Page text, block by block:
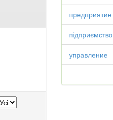
предприятие
підприємство
управление